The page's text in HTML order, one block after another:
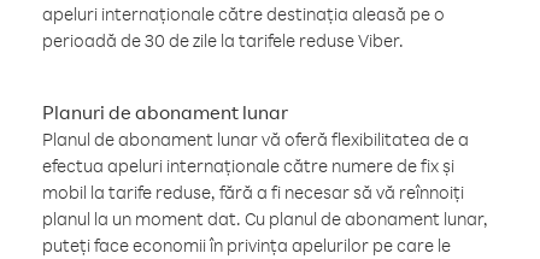
apeluri internaționale către destinația aleasă pe o
perioadă de 30 de zile la tarifele reduse Viber.
Planuri de abonament lunar
Planul de abonament lunar vă oferă flexibilitatea de a
efectua apeluri internaționale către numere de fix și
mobil la tarife reduse, fără a fi necesar să vă reînnoiți
planul la un moment dat. Cu planul de abonament lunar,
puteți face economii în privința apelurilor pe care le